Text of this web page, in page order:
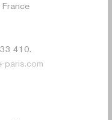
410.
paris.com